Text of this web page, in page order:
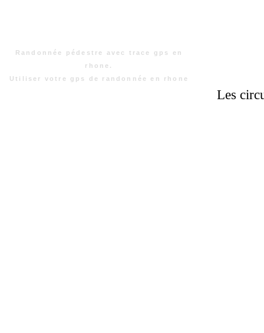
Randonnée pédestre avec trace gps en
rhone.
Utiliser votre gps de randonnée en rhone
Les